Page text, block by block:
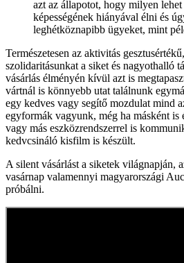
azt az állapotot, hogy milyen lehet
képességének hiányával élni és
leghétköznapibb ügyeket, mint
Természetesen az aktivitás
szolidaritásunkat a siket és nagyothalló
vásárlás élményén kívül azt is
vártnál is könnyebb utat találnunk
egy kedves vagy segítő mozdulat mind
egyformák vagyunk, még ha másként
vagy más eszközrendszerrel is
kedvcsináló kisfilm is készült.
A silent vásárlást a siketek világnapján,
vasárnap valamennyi magyarországi
próbálni.